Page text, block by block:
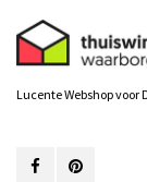
Lucente Webshop voor